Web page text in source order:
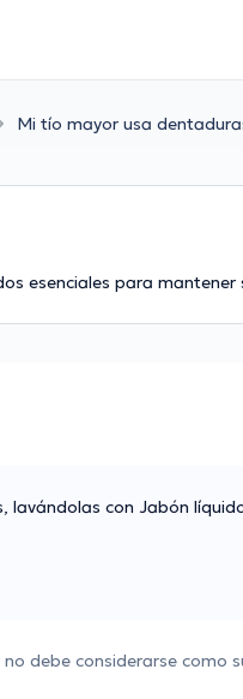
Mi tío mayor usa
esenciales para
con Jabón
debe considerarse como